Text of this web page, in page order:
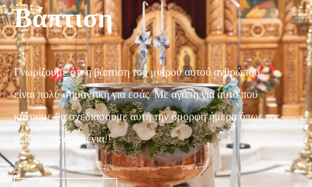
Βάπτιση
Γνωρίζουμε ότι η βάπτιση του μικρού αυτού ανθρώπου
είναι πολύ σημαντική για εσάς. Με αγάπη για αυτό που
κάνουμε θα σχεδιασουμε αυτή την όμορφη ήμερα όπως της
αξίζει.. παραμυθένια!!